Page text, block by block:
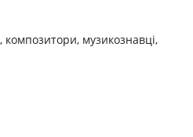
музикознавці,